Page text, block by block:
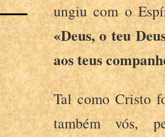
ungiu com o
«Deus, o teu
aos teus
Tal como Cristo
também vós,